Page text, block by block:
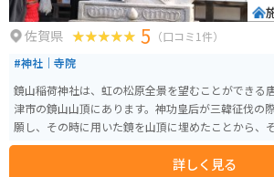
佐賀県 5 （口コミ1件）
#神社｜寺院
鏡山稲荷神社は、虹の松原全景を望むことができる
津市の鏡山山頂にあります。神功皇后が三韓征伐の
願し、その時に用いた鏡を山頂に埋めたことから、
ています。
詳しく見る